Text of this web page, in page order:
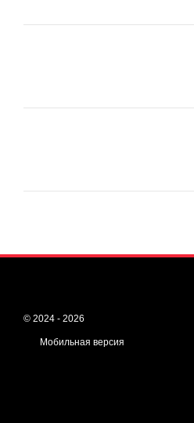
© 2024 - 2026
Мобильная версия